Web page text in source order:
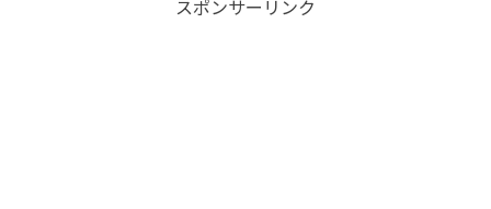
スポンサーリンク